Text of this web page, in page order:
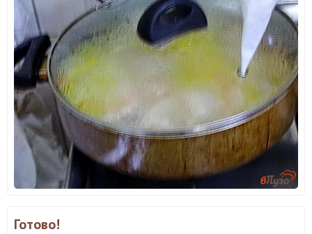
Готово!